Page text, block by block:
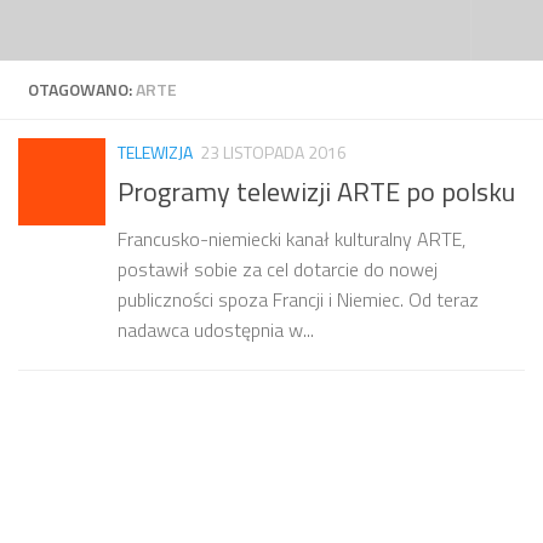
OTAGOWANO:ARTE
TELEWIZJA 23 LISTOPADA 2016
Programy telewizji ARTE po polsku
Francusko-niemiecki kanał kulturalny ARTE,
postawił sobie za cel dotarcie do nowej
publiczności spoza Francji i Niemiec. Od teraz
nadawca udostępnia w...